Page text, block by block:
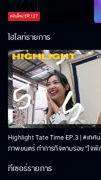
ตอนใหม่EP.127
ไฮไลท์รายการ
Highlight Tate Time EP.3 | #เทศ
ภาพยนตร์ ทำภารกิจตามรอย “ใจพิ
ทีเซอร์รายการ